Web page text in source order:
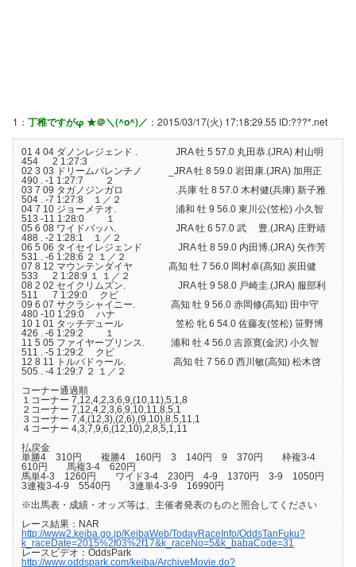
1： 丁稚ですがφ ★＠＼(^o^)／ ：2015/03/17(火) 17:18:29.55 ID:???*.net
01 4 04 ダノンレジェンド . JRA 牡 5 57.0 丸田恭.(JRA) 村山明
454 2 1:27:3
02 3 03 ドリームバレンチノ _JRA 牡 8 59.0 岩田康.(JRA) 加用正
490 . -1 1:27:7 ２
03 7 09 タガノジンガロ .兵庫 牡 8 57.0 木村健(兵庫) 新子雅
504 . -7 1:27:8 １／２
04 7 10 ジョーメテオ. 浦和 牡 9 56.0 東川公(笠松) 小久智
513 -11 1:28:0 １
05 6 08 ワイドバッハ. JRA 牡 6 57.0 武 豊.(JRA) 庄野靖
488 . -2 1:28:1 １／２
06 5 06 タイセイレジェンド JRA 牡 8 59.0 内田博.(JRA) 矢作芳
531 . -6 1:28:6 ２ １／２
07 8 12 マウンテンダイヤ 高知 牡 7 56.0 岡村卓(高知) 炭田健
533 2 1:28:9 １ １／２
08 2 02 セイクリムズン. JRA 牡 9 58.0 戸崎圭.(JRA) 服部利
511 7 1:29:0 クビ
09 6 07 サクラシャイニー. 高知 牡 9 56.0 赤岡修(高知) 田中守
480 -10 1:29:0 ハナ
10 1 01 タッチデュール 笠松 牝 6 54.0 佐藤友(笠松) 笹野博
426 . -6 1:29:2 １
11 5 05 ファイヤープリンス. 浦和 牡 4 56.0 吉原寛(金沢) 小久智
511 . -5 1:29:2 クビ
12 8 11 トルバドゥール. 高知 牡 7 56.0 西川敏(高知) 松木啓
505 . -4 1:29:7 ２ １／２
コーナー通過順
１コーナー 7,12,4,2,3,6,9,(10,11),5,1,8
２コーナー 7,12,4,2,3,6,9,10,11,8,5,1
３コーナー 7,4,(12,3),(2,6),(9,10),8,5,11,1
４コーナー 4,3,7,9,6,(12,10),2,8,5,1,11
払戻金
単勝4 310円 複勝4 160円 3 140円 9 370円 枠複3-4
610円 馬複3-4 620円
馬単4-3 1260円 ワイド3-4 230円 4-9 1370円 3-9 1050円
3連複3-4-9 5540円 3連単4-3-9 16990円
※出馬表・成績・オッズ等は、主催者発表のものと照合してください
レース結果：NAR
http://www2.keiba.go.jp/KeibaWeb/TodayRaceInfo/OddsTanFuku?
k_raceDate=2015%2f03%2f17&k_raceNo=5&k_babaCode=31
レースビデオ：OddsPark
http://www.oddspark.com/keiba/ArchiveMovie.do?